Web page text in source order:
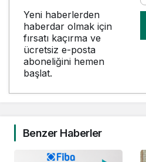
Yeni haberlerden
haberdar olmak için
fırsatı kaçırma ve
ücretsiz e-posta
aboneliğini hemen
başlat.
Benzer Haberler